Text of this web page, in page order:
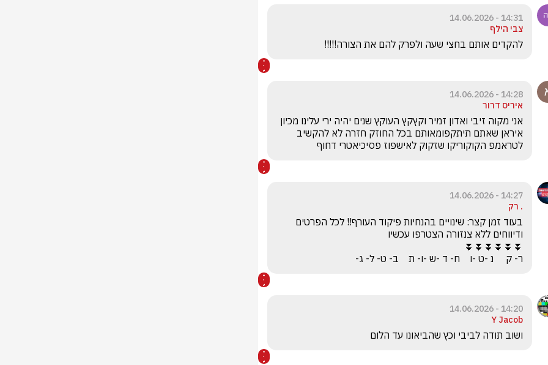
14:31 - 14.06.2026
צבי הילף
להקדים אותם בחצי שעה ולפרק להם את הצורה!!!!!
14:28 - 14.06.2026
איריס דרור
לטראמפ הקוקוריקו שזקוק לאישפוז פסיכיאטרי דחוף
14:27 - 14.06.2026
. רק
ר- ק     נ -ט -ו    ח- ד -ש -ו- ת    ב- ט- ל- ג-
14:20 - 14.06.2026
Y Jacob
ושוב תודה לביבי וכץ שהביאונו עד הלום